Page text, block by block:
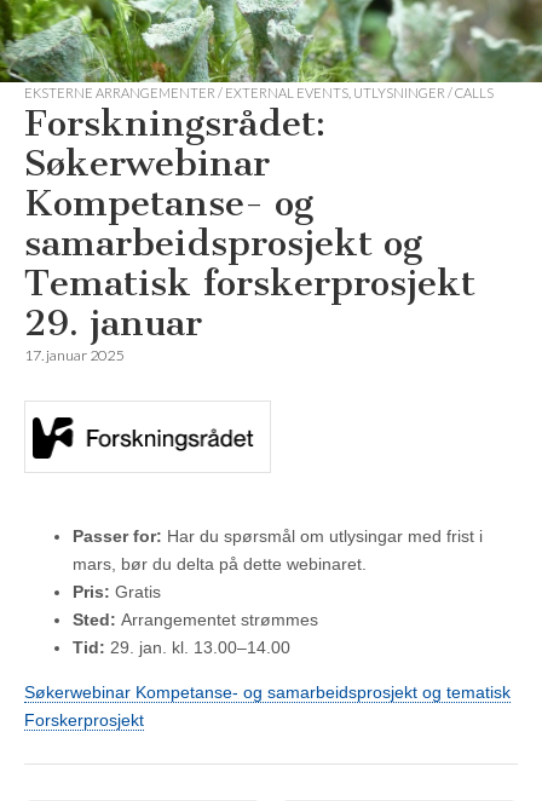
EKSTERNE ARRANGEMENTER / EXTERNAL EVENTS UTLYSNINGER / CALLS
Forskningsrådet:
Søkerwebinar
Kompetanse- og
samarbeidsprosjekt og
Tematisk forskerprosjekt
29. januar
17. januar 2025
Passer for: Har du spørsmål om utlysingar med frist i
mars, bør du delta på dette webinaret.
Pris: Gratis
Sted: Arrangementet strømmes
Tid: 29. jan. kl. 13.00–14.00
Søkerwebinar Kompetanse- og samarbeidsprosjekt og tematisk
Forskerprosjekt